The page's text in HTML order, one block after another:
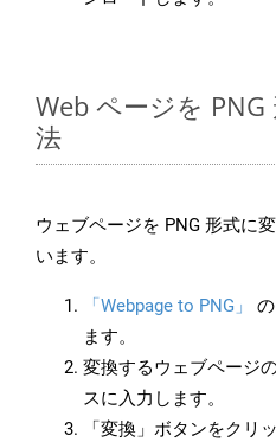
Web ページを
法
ウェブページを PNG 形式に
います。
「Webpage to PNG」
ます。
変換するウェブページ
スに入力します。
「変換」ボタンをクリ